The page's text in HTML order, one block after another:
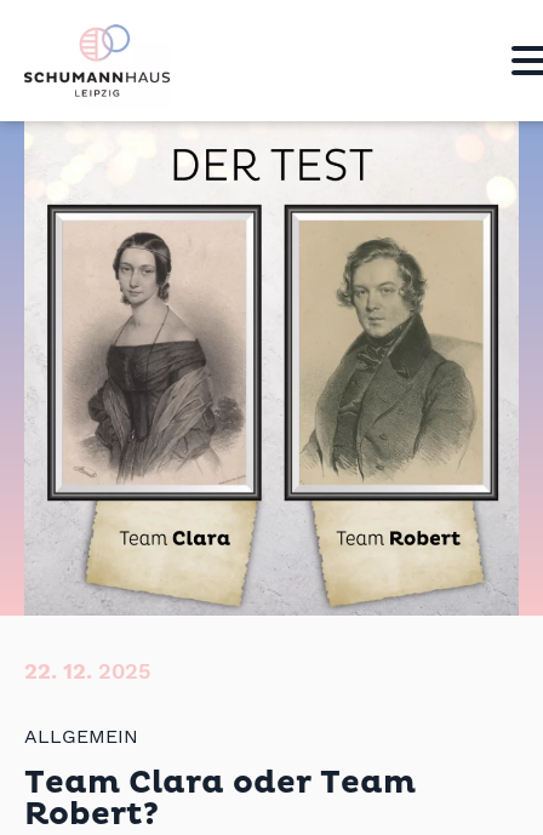
22. 12. 2025
ALLGEMEIN
Team Clara oder Team
Robert?